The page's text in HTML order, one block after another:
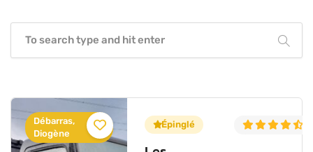
4.6(12)Débarras,
Diogène
Épinglé